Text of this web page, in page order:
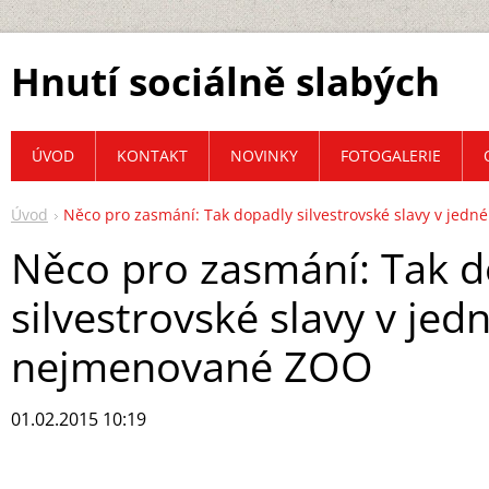
Hnutí sociálně slabých
Úvod Něco pro zasmání: Tak dopadly silvestrovské slavy v
Něco pro zasmání: Tak
silvestrovské slavy v
nejmenované ZOO
01.02.2015 10:19
ÚVOD KONTAKT NOVINKY FOTOGALERIE